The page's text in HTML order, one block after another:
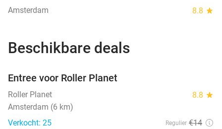
Amsterdam 8.8 star
Beschikbare deals
Entree voor Roller Planet
Roller Planet 8.8 star
Amsterdam (6 km)
Verkocht: 25
Regulier €14